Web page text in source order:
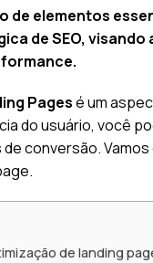
de elementos
de SEO,
Pagesé um
do usuário, você
de conversão.
de landing